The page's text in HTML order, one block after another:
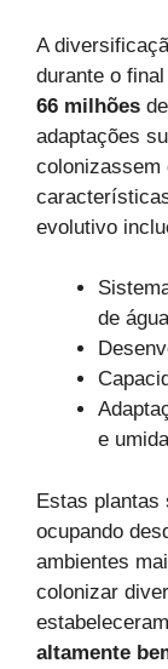
A
durante o
66 milhões
adaptações
colonizassem
evolutivo
de água
e
Estas plantas
ocupando
ambientes
colonizar
altamente